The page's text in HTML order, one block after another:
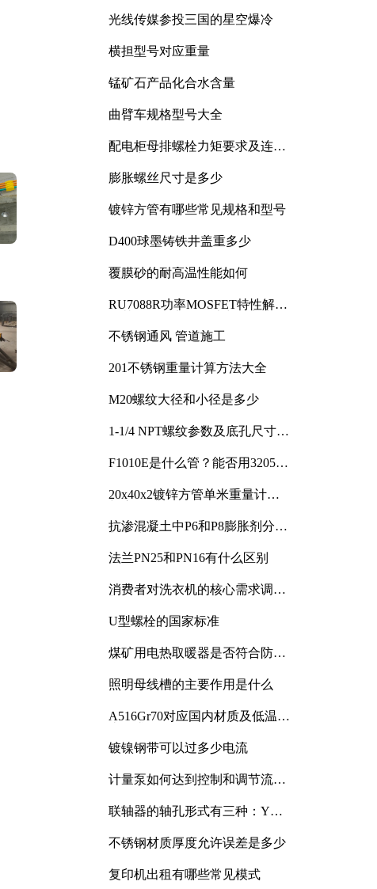
光线传媒参投三国的星空爆冷
横担型号对应重量
锰矿石产品化合水含量
曲臂车规格型号大全
配电柜母排螺栓力矩要求及连接
膨胀螺丝尺寸是多少
镀锌方管有哪些常见规格和型号
D400球墨铸铁井盖重多少
覆膜砂的耐高温性能如何
RU7088R功率MOSFET特性解析
不锈钢通风 管道施工
201不锈钢重量计算方法大全
M20螺纹大径和小径是多少
1-1/4 NPT螺纹参数及底孔尺寸详
F1010E是什么管？能否用3205或
20x40x2镀锌方管单米重量计算
抗渗混凝土中P6和P8膨胀剂分别
法兰PN25和PN16有什么区别
消费者对洗衣机的核心需求调研
U型螺栓的国家标准
煤矿用电热取暖器是否符合防爆
照明母线槽的主要作用是什么
A516Gr70对应国内材质及低温冲
镀镍钢带可以过多少电流
计量泵如何达到控制和调节流量
联轴器的轴孔形式有三种：Y
不锈钢材质厚度允许误差是多少
复印机出租有哪些常见模式